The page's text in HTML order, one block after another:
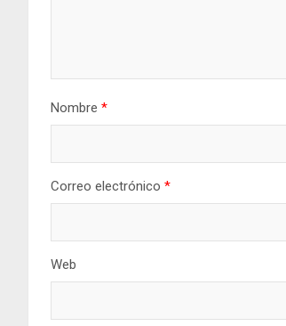
Nombre *
Correo electrónico *
Web